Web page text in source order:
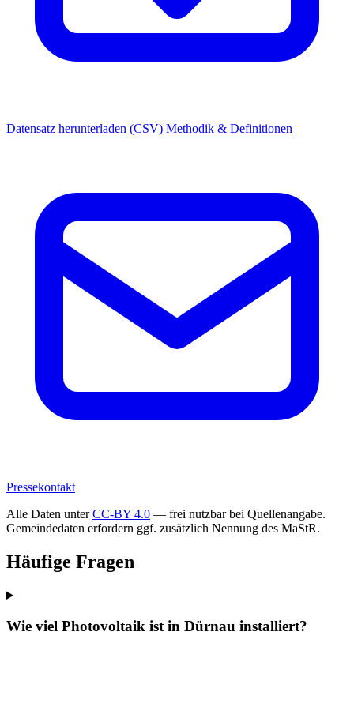
Datensatz herunterladen (CSV) Methodik & Definitionen
Pressekontakt
Alle Daten unterCC-BY 4.0 — frei nutzbar bei Quellenangabe.
Gemeindedaten erfordern ggf. zusätzlich Nennung des MaStR.
Häufige Fragen
Wie viel Photovoltaik ist in Dürnau installiert?